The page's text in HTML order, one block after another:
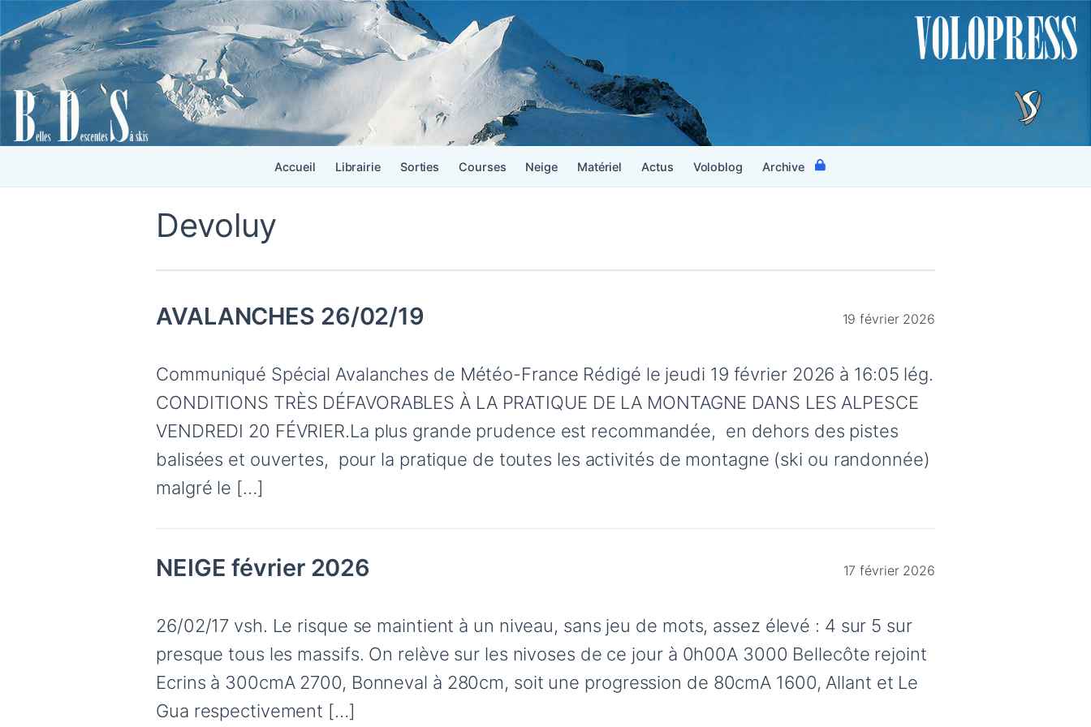
Accueil Librairie Sorties Courses Neige Matériel Actus Voloblog Archive
Devoluy
AVALANCHES 26/02/19 19 février 2026
Communiqué Spécial Avalanches de Météo-France Rédigé le jeudi 19 février 2026 à 16:05 lég.
CONDITIONS TRÈS DÉFAVORABLES À LA PRATIQUE DE LA MONTAGNE DANS LES ALPESCE
VENDREDI 20 FÉVRIER.La plus grande prudence est recommandée, en dehors des pistes
balisées et ouvertes, pour la pratique de toutes les activités de montagne (ski ou randonnée)
malgré le […]
NEIGE février 2026 17 février 2026
26/02/17 vsh. Le risque se maintient à un niveau, sans jeu de mots, assez élevé : 4 sur 5 sur
presque tous les massifs. On relève sur les nivoses de ce jour à 0h00A 3000 Bellecôte rejoint
Ecrins à 300cmA 2700, Bonneval à 280cm, soit une progression de 80cmA 1600, Allant et Le
Gua respectivement […]